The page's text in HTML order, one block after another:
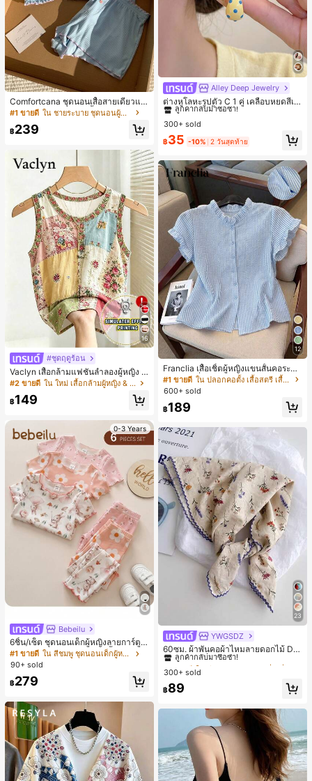
Comfortcana ชุดนอนเสื้อสายเดี่ยวแต่
งระบายและกางเกงขาสั้นสำหรับผู้หญิง
#1 ขายดี ใน ชายระบาย ชุดนอนผู้หญิง
฿239
16
#ชุดฤดูร้อน
Vaclyn เสื้อกล้ามแฟชั่นลำลองผู้หญิง ล
ายแพตช์เวิร์ก แขนกุด คอกลม ติดกระดุ
#2 ขายดี ใน ใหม่ เสื้อกล้ามผู้หญิง & Camis
฿149
0-3 Years
Bebeilu
6ชิ้น/เซ็ต ชุดนอนเด็กผู้หญิงลายการ์ตูน
หมีและดอกไม้ คอกลม แขนสั้น กางเกง
ขาสั้น ขอบระบาย สวมใส่สบาย
#1 ขายดี
ใน สีชมพู ชุดนอนเด็กผู้หญิง
90+ sold
฿279
Alley Deep Jewelry
ต่างหูโลหะรูปตัว C 1 คู่ เคลือบหยดสีเห
ลือง ลายจุดสีน้ำเงิน สไตล์ยุโรปและอเม
ริกัน แฟชั่นส่วนตัว หวานและสง่างาม
สำหรับผู้หญิงและเด็กหญิง สำหรับการเ
ดินทาง งานแต่งงาน ปาร์ตี้ วันเกิด ของ
#1 ขายดี ใน โบโฮ ต่างหูผู้หญิง
ลูกค้ากลับมาซื้อซ้ำ!
เกือบหมดแล้ว!
#1 ขายดี ใน โบโฮ ต่างหูผู้หญิง
ลูกค้ากลับมาซื้อซ้ำ!
เกือบหมดแล้ว!
#1 ขายดี ใน โบโฮ ต่างหูผู้หญิง
ลูกค้ากลับมาซื้อซ้ำ!
เกือบหมดแล้ว!
#1 ขายดี ใน โบโฮ ต่างหูผู้หญิง
เกือบหมดแล้ว!
300+ sold
฿35 -10% 2 วันสุดท้าย
12
Franclia เสื้อเชิ้ตผู้หญิงแขนสั้นคอระบา
ยกระดุมเดี่ยวลายทาง
#1 ขายดี
ใน ปลอกคอตั้ง เสื้อสตรี เสื้อเบลาส์ & Tee
600+ sold
฿189
23
YWGSDZ
60ซม. ผ้าพันคอผ้าไหมลายดอกไม้ Dit
sy สีเบจ, เครื่องประดับใหม่สำหรับผู้หญิ
งฤดูใบไม้ผลิ/ฤดูใบไม้ร่วง, ผ้าพันคอผืน
บางอเนกประสงค์หรูหรา
#1 ขายดี
ลูกค้ากลับมาซื้อซ้ำ!
#1 ขายดี
ลูกค้ากลับมาซื้อซ้ำ!
#1 ขายดี
ลูกค้ากลับมาซื้อซ้ำ!
#1 ขายดี
ใน สีเบจ ผ้าพันคอทรงสี่เหลี่ยมและผ้าพันคอสำหรับผู้
300+ sold
฿89